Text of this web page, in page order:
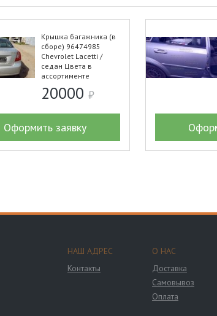
Крышка багажника (в
сборе) 96474985
Chevrolet Lacetti /
седан Цвета в
ассортименте
20000
Оформить заявку
НАШ АДРЕС
Контакты
О НАС
Доставка
Самовывоз
Оплата